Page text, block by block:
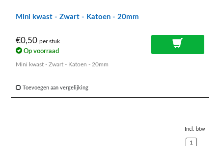
Mini kwast - Zwart - Katoen - 20mm
€0,50 per stuk
Op voorraad
Mini kwast - Zwart - Katoen - 20mm
Toevoegen aan vergelijking
Incl. btw
1